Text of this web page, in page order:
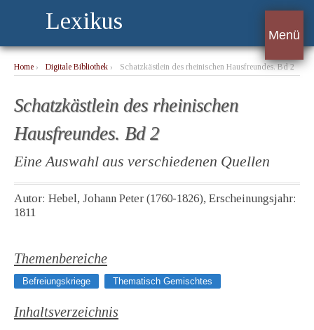
Lexikus
Menü
Home › Digitale Bibliothek › Schatzkästlein des rheinischen Hausfreundes. Bd 2
Schatzkästlein des rheinischen
Hausfreundes. Bd 2
Eine Auswahl aus verschiedenen Quellen
Autor: Hebel, Johann Peter (1760-1826), Erscheinungsjahr:
1811
Themenbereiche
Befreiungskriege Thematisch Gemischtes
Inhaltsverzeichnis